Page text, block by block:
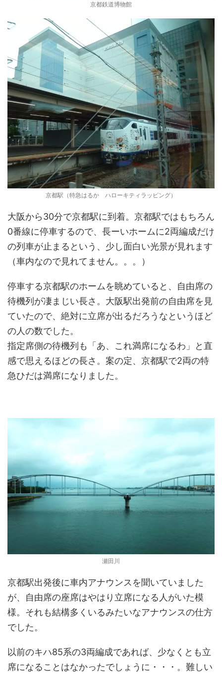
京都鉄道博物館
京都駅（特急はるか ハローキティラッピング）
大阪から30分で京都駅に到着。京都駅ではもちろん
0番線に停車するので、長ーいホームに2両編成だけ
の列車が止まるという、少し面白い光景が見れます
（車内なので見れてません。。。）
停車する京都駅のホームを眺めていると、自由席の
待機列が凄まじい長さ。大阪駅出発前の自由席を見
ていたので、絶対に立席が出るだろうなというほど
の人の数でした。
指定席側の待機列も「あ、これ満席になるわ」と直
感で思えるほどの長さ。案の定、京都駅で2両の特
急ひだは満席になりました。
瀬田川
京都駅出発後に車内アナウンスを聞いていました
が、自由席の座席はやはり立席になる人がいた模
様。それも結構多くいるみたいなアナウンスの仕方
でした。
以前のキハ85系の3両編成であれば、少なくとも立
席になることはなかったでしょうに・・・。難しい